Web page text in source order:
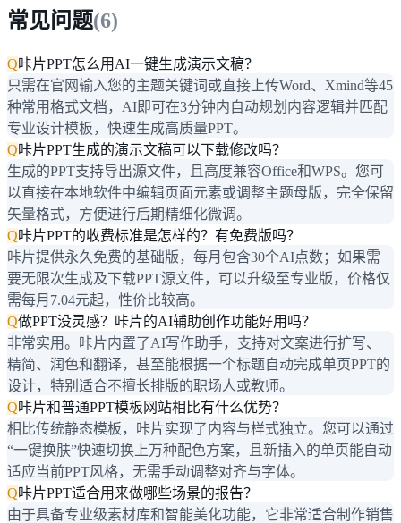
常见问题(6)
Q咔片PPT怎么用AI一键生成演示文稿？
只需在官网输入您的主题关键词或直接上传Word、Xmind等45
种常用格式文档，AI即可在3分钟内自动规划内容逻辑并匹配
专业设计模板，快速生成高质量PPT。
Q咔片PPT生成的演示文稿可以下载修改吗？
生成的PPT支持导出源文件，且高度兼容Office和WPS。您可
以直接在本地软件中编辑页面元素或调整主题母版，完全保留
矢量格式，方便进行后期精细化微调。
Q咔片PPT的收费标准是怎样的？有免费版吗？
咔片提供永久免费的基础版，每月包含30个AI点数；如果需
要无限次生成及下载PPT源文件，可以升级至专业版，价格仅
需每月7.04元起，性价比较高。
Q做PPT没灵感？咔片的AI辅助创作功能好用吗？
非常实用。咔片内置了AI写作助手，支持对文案进行扩写、
精简、润色和翻译，甚至能根据一个标题自动完成单页PPT的
设计，特别适合不擅长排版的职场人或教师。
Q咔片和普通PPT模板网站相比有什么优势？
相比传统静态模板，咔片实现了内容与样式独立。您可以通过
“一键换肤”快速切换上万种配色方案，且新插入的单页能自动
适应当前PPT风格，无需手动调整对齐与字体。
Q咔片PPT适合用来做哪些场景的报告？
由于具备专业级素材库和智能美化功能，它非常适合制作销售